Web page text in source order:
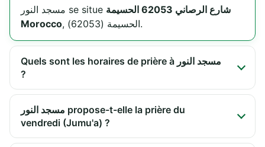
مسجد النور se situe شارع الرصاني 62053 الحسيمة
Morocco
, الحسيمة (62053).
Quels sont les horaires de prière à مسجد النور
?
مسجد النور propose-t-elle la prière du
vendredi (Jumu'a) ?